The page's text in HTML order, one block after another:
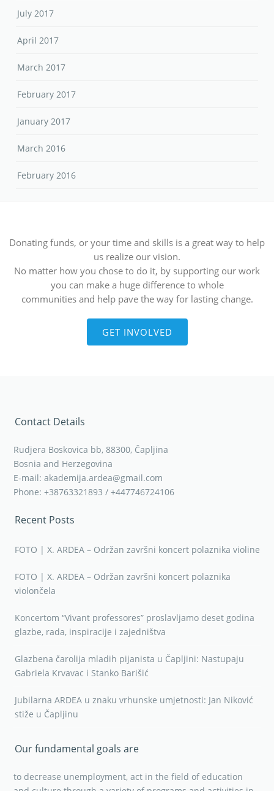
July 2017
April 2017
March 2017
February 2017
January 2017
March 2016
February 2016
Donating funds, or your time and skills is a great way to help
us realize our vision.
No matter how you chose to do it, by supporting our work
you can make a huge difference to whole
communities and help pave the way for lasting change.
GET INVOLVED
Contact Details
Rudjera Boskovica bb, 88300, Čapljina
Bosnia and Herzegovina
E-mail: akademija.ardea@gmail.com
Phone: +38763321893 / +447746724106
Recent Posts
FOTO | X. ARDEA – Održan završni koncert polaznika violine
FOTO | X. ARDEA – Održan završni koncert polaznika
violončela
Koncertom “Vivant professores” proslavljamo deset godina
glazbe, rada, inspiracije i zajedništva
Glazbena čarolija mladih pijanista u Čapljini: Nastupaju
Gabriela Krvavac i Stanko Barišić
Jubilarna ARDEA u znaku vrhunske umjetnosti: Jan Niković
stiže u Čapljinu
Our fundamental goals are
to decrease unemployment, act in the field of education